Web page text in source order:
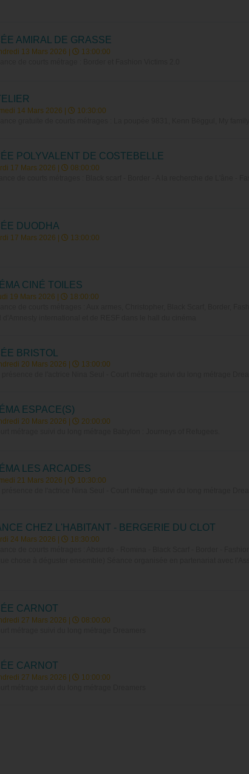
AMIRAL DE GRASSE
13 Mars 2026 |
13:00:00
14 Mars 2026 |
10:30:00
POLYVALENT DE COSTEBELLE
17 Mars 2026 |
08:00:00
DUODHA
17 Mars 2026 | 13:00:00
CINÉ TOILES
19 Mars 2026 |
18:00:00
BRISTOL
20 Mars 2026 |
13:00:00
ESPACE(S)
20 Mars 2026 |
20:00:00
LES ARCADES
21 Mars 2026 |
10:30:00
CHEZ L'HABITANT - BERGERIE DU CLOT
24 Mars 2026 |
18:30:00
CARNOT
27 Mars 2026 |
08:00:00
CARNOT
27 Mars 2026 |
10:00:00